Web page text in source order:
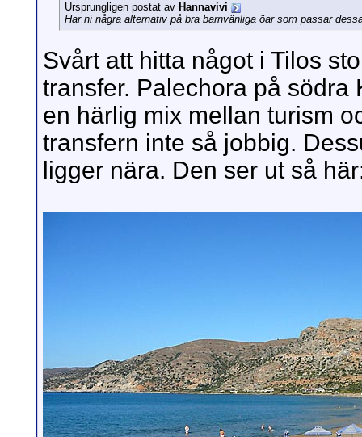
Ursprungligen postat av Hannavivi
Har ni några alternativ på bra barnvänliga öar som passar
Svårt att hitta något i Tilos
transfer. Palechora på södra
en härlig mix mellan turism
transfern inte så jobbig.
ligger nära. Den ser ut så